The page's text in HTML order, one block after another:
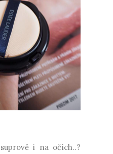
i na očích..?